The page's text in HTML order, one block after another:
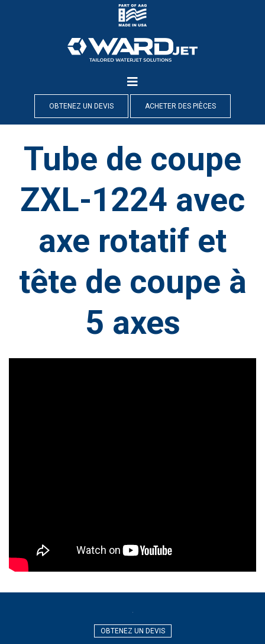
OBTENEZ UN DEVIS ACHETER DES PIÈCES
Tube de coupe
ZXL-1224 avec
axe rotatif et
tête de coupe à
5 axes
OBTENEZ UN DEVIS